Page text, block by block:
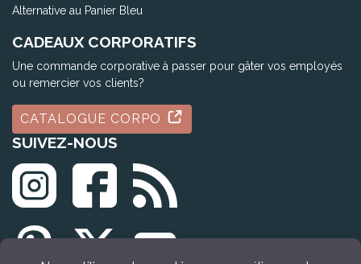
Alternative au Panier Bleu
CADEAUX CORPORATIFS
Une commande corporative à passer pour gâter vos employés
ou remercier vos clients?
CATALOGUE CORPO
SUIVEZ-NOUS